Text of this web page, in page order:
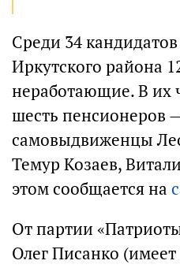
Среди 34
Иркутского района
неработающие. В их
шесть пенсионеров
самовыдвиженцы
Темур Козаев,
этом сообщается на
От партии
Олег Писанко